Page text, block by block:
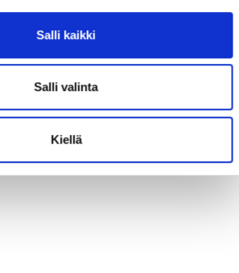
Salli kaikki
Salli valinta
Kiellä